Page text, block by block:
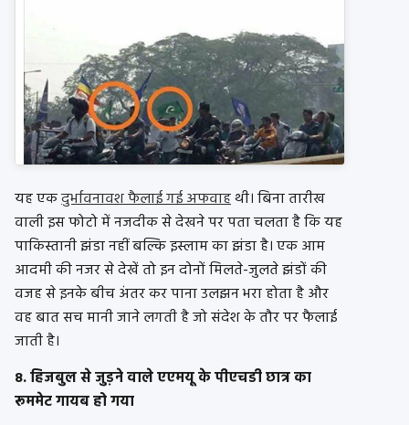
यह एकदुर्भावनावश फैलाई गई अफवाहथी। बिना तारीख
वाली इस फोटो में नजदीक से देखने पर पता चलता है कि यह
पाकिस्तानी झंडा नहीं बल्कि इस्लाम का झंडा है। एक आम
आदमी की नजर से देखें तो इन दोनों मिलते-जुलते झंडों की
वजह से इनके बीच अंतर कर पाना उलझन भरा होता है और
वह बात सच मानी जाने लगती है जो संदेश के तौर पर फैलाई
जाती है।
8. हिजबुल से जुड़ने वाले एएमयू के पीएचडी छात्र का
रूममेट गायब हो गया